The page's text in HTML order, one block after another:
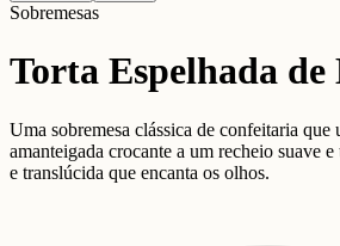
Sobremesas
Torta Espelhada
Uma sobremesa clássica de confeitaria que
amanteigada crocante a um recheio suave
e translúcida que encanta os olhos.